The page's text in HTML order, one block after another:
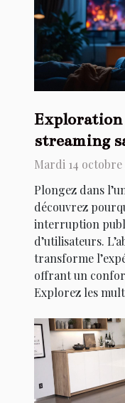
Exploration
streaming
utilisateurs
Mardi 14 octobre
Plongez dans
découvrez
interruption
d’utilisateurs.
transforme
offrant un
Explorez les